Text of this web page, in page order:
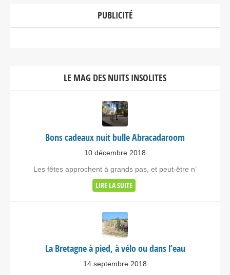
Labastide-En-Val Occitanie>Aude
Voir sur la carte
Voir sur la carte
PUBLICITÉ
LE MAG DES NUITS INSOLITES
Bons cadeaux nuit bulle Abracadaroom
10 décembre 2018
Les fêtes approchent à grands pas, et peut-être n’
LIRE LA SUITE
La Bretagne à pied, à vélo ou dans l’eau
14 septembre 2018